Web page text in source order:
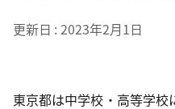
更新日 2023年2月1日
東京都は中学校・高等学